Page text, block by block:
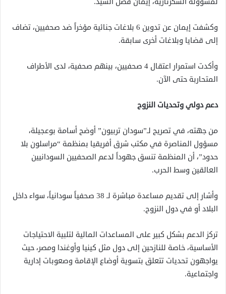
وكشفت إيمان عن تدوين 6 بلاغات جنائية مؤخراً ضد صحفيين، تضاف
إلى قضايا وبلاغات أخرى سابقة.
وأكدت استمرار اعتقال 4 صحفيين، بينهم صحفية، لدى الأطراف
المتحاربة حتى الآن.
دعم دولي وتحديات النزوح
من جهته، في تصريح لـ”سودان تربيون” أوضح أسامة بوعجيلة،
مسؤول المناصرة في مكتب شرق أفريقيا بمنظمة “مراسلون بلا
حدود”، أن المنظمة تنسق جهوداً لدعم الصحفيين السودانيين
العالقين وسط الحرب.
وأشار إلى تقديم مساعدة مباشرة لـ 38 صحفياً سودانياً، سواء داخل
البلاد أو في دول النزوح.
تركز الدعم بشكل كبير على المساعدات المالية لتلبية الاحتياجات
الأساسية، خاصة للنازحين إلى دول مثل كينيا وأوغندا ومصر، حيث
يواجهون تحديات تتعلق بتسوية أوضاع الإقامة وصعوبات إدارية
واجتماعية.